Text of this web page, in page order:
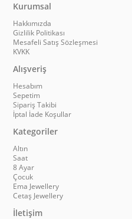
Kurumsal
Hakkımızda
Gizlilik Politikası
Mesafeli Satış Sözleşmesi
KVKK
Alışveriş
Hesabım
Sepetim
Sipariş Takibi
İptal İade Koşullar
Kategoriler
Altın
Saat
8 Ayar
Çocuk
Ema Jewellery
Cetaş Jewellery
İletişim